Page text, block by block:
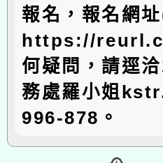
報名，報名網
https://
何疑問，請逕
務處羅小姐
996-878。